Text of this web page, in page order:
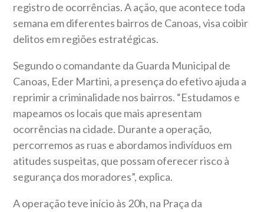
registro de ocorrências. A ação, que acontece toda
semana em diferentes bairros de Canoas, visa coibir
delitos em regiões estratégicas.
Segundo o comandante da Guarda Municipal de
Canoas, Eder Martini, a presença do efetivo ajuda a
reprimir a criminalidade nos bairros. “Estudamos e
mapeamos os locais que mais apresentam
ocorrências na cidade. Durante a operação,
percorremos as ruas e abordamos indivíduos em
atitudes suspeitas, que possam oferecer risco à
segurança dos moradores”, explica.
A operação teve início às 20h, na Praça da